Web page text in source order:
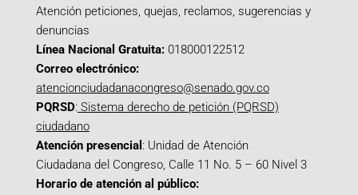
Atención peticiones, quejas, reclamos, sugerencias y
denuncias
Línea Nacional Gratuita: 018000122512
Correo electrónico:
atencionciudadanacongreso@senado.gov.co
PQRSD: Sistema derecho de petición (PQRSD)
ciudadano
Atención presencial : Unidad de Atención
Ciudadana del Congreso, Calle 11 No. 5 – 60 Nivel 3
Horario de atención al público: